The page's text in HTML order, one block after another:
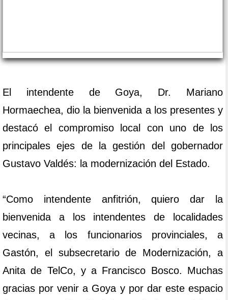
El intendente de Goya, Dr. Mariano
Hormaechea, dio la bienvenida a los presentes y
destacó el compromiso local con uno de los
principales ejes de la gestión del gobernador
Gustavo Valdés: la modernización del Estado.
“Como intendente anfitrión, quiero dar la
bienvenida a los intendentes de localidades
vecinas, a los funcionarios provinciales, a
Gastón, el subsecretario de Modernización, a
Anita de TelCo, y a Francisco Bosco. Muchas
gracias por venir a Goya y por dar este espacio